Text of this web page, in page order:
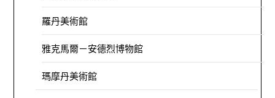
羅丹美術館
雅克馬爾－安德烈博物館
瑪摩丹美術館